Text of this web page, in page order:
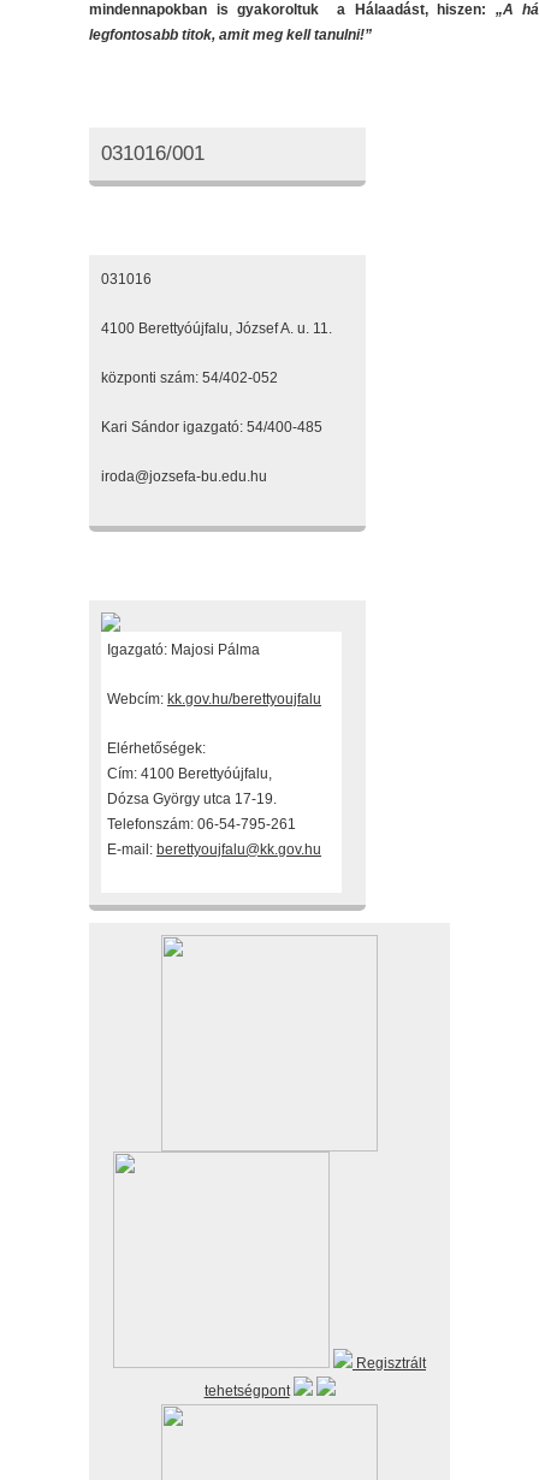
mindennapokban is gyakoroltuk a Hálaadást, hiszen: „A
legfontosabb titok, amit meg kell tanulni!”
031016/001
031016
4100 Berettyóújfalu, József A. u. 11.
központi szám: 54/402-052
Kari Sándor igazgató: 54/400-485
iroda@jozsefa-bu.edu.hu
Igazgató: Majosi Pálma
Webcím: kk.gov.hu/berettyoujfalu
Elérhetőségek:
Cím: 4100 Berettyóújfalu,
Dózsa György utca 17-19.
Telefonszám: 06-54-795-261
E-mail: berettyoujfalu@kk.gov.hu
Regisztrált
tehetségpont